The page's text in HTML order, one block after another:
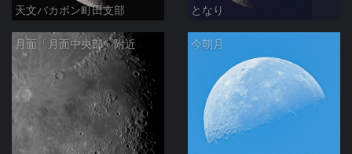
天文バカボン町田支部 となり
月面「月面中央部」附近 今朝月